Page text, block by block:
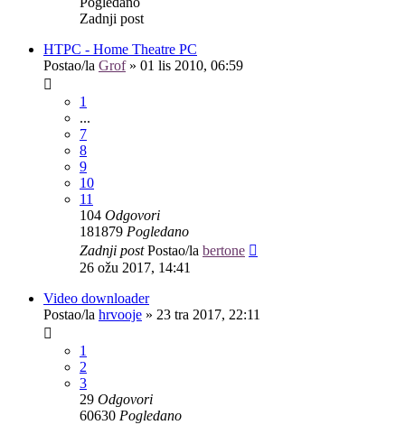
Zadnji post
HTPC - Home Theatre PC
Postao/la Grof» 01 lis 2010, 06:59
1
...
7
8
9
10
11
104 Odgovori
181879 Pogledano
Zadnji postPostao/la bertone
26 ožu 2017, 14:41
Video downloader
Postao/la hrvooje » 23 tra 2017, 22:11
1
2
3
29 Odgovori
60630 Pogledano